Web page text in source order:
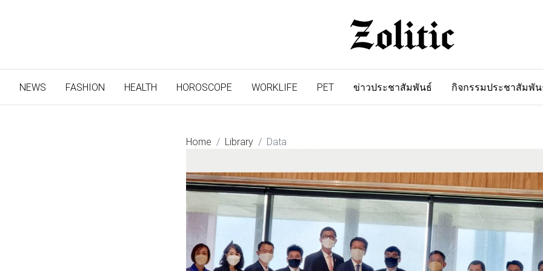
NEWS (CURRENT)
FASHION HEALTH HOROSCOPE WORKLIFE PET ข่าวประชาสัมพันธ์ กิจกรรมประชาสัมพั
Home Library Data